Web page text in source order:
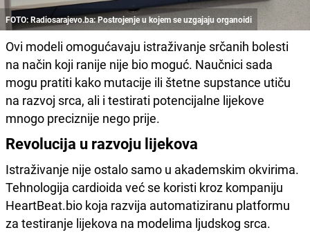
FOTO: Radiosarajevo.ba: Postrojenje u kojem se uzgajaju organoidi
Ovi modeli omogućavaju istraživanje srčanih bolesti
na način koji ranije nije bio moguć. Naučnici sada
mogu pratiti kako mutacije ili štetne supstance utiču
na razvoj srca, ali i testirati potencijalne lijekove
mnogo preciznije nego prije.
Revolucija u razvoju lijekova
Istraživanje nije ostalo samo u akademskim okvirima.
Tehnologija cardioida već se koristi kroz kompaniju
HeartBeat.bio koja razvija automatiziranu platformu
za testiranje lijekova na modelima ljudskog srca.